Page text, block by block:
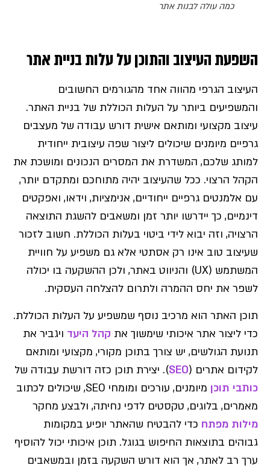
כמה עולה לבנות אתר
השפעת העיצוב והתוכן על עלות בניית אתר
העיצוב הגרפי מהווה אחד מהגורמים החשובים
והמשפיעים ביותר על העלות הכוללת של בניית האתר.
עיצוב מקצועי ומותאם אישית דורש עבודה של מעצבים
גרפיים מיומנים שיכולים ליצור שפה עיצובית ייחודית
למותג שלכם, המשדרת את המסרים הנכונים ומושכת את
הקהל הרצוי. ככל שהעיצוב יהיה מתוחכם ומתקדם יותר,
עם אלמנטים גרפיים ייחודיים, אנימציות, וידאו, ואפקטים
דינמיים, כך יידרשו יותר זמן ומשאבים להשגת התוצאה
הרצויה, וזה יבוא לידי ביטוי בעלות הכוללת. חשוב לזכור
שעיצוב טוב אינו רק אסתטי אלא גם משפיע על חוויית
המשתמש (UX) והניווט באתר, ולכן ההשקעה בו יכולה
לשפר את יחס ההמרה ולתרום להצלחה העסקית.
תוכן האתר הוא מרכיב נוסף שמשפיע על העלות הכוללת.
כדי ליצור אתר איכותי שימשוך את קהל היעד ויגביר את
תנועת הגולשים, יש צורך בתוכן מקורי, מקצועי ומותאם
לקידום אתרים (SEO). יצירת תוכן כזה דורשת עבודה של
כותבי תוכן
מיומנים, עורכים ומומחי SEO, שיכולים לכתוב
מאמרים, בלוגים, טקסטים לדפי נחיתה, ולבצע מחקר
מילות מפתח כדי להבטיח שהאתר יופיע במקומות
גבוהים בתוצאות החיפוש בגוגל. תוכן איכותי יכול להוסיף
ערך רב לאתר, אך הוא דורש השקעה בזמן ובמשאבים